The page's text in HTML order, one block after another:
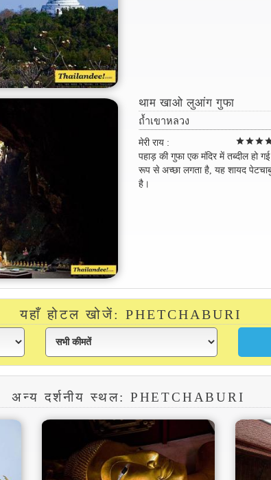
थाम खाओ लुआंग गुफा
ถ้ำเขาหลวง
मेरी राय :
starstarstar
पहाड़ की गुफा एक मंदिर में तब्दील हो गई
रूप से अच्छा लगता है, यह शायद
है।
यहाँ होटल खोजें: PHETCHABURI
अन्य दर्शनीय स्थल: PHETCHABURI